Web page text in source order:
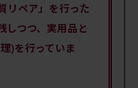
リペア」を行った
しつつ、実用品と
)を行っていま